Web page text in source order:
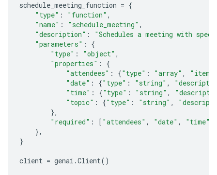
schedule_meeting_function = {
"type" : "function" ,
"name" : "schedule_meeting" ,
"description" :
"Schedules a meeting with
"parameters" :
{
"type" : "object" ,
"properties" :
{
"attendees" : {"type" : "array" ,
"date" : {"type" : "string" ,
"time" : {"type" : "string" ,
"topic" : {"type" : "string" ,
},
"required" : [ "attendees" , "date" , "time"
},
}
client = genai .Client()